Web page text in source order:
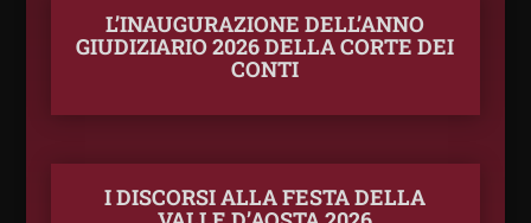
L’INAUGURAZIONE DELL’ANNO
GIUDIZIARIO 2026 DELLA CORTE DEI
CONTI
I DISCORSI ALLA FESTA DELLA